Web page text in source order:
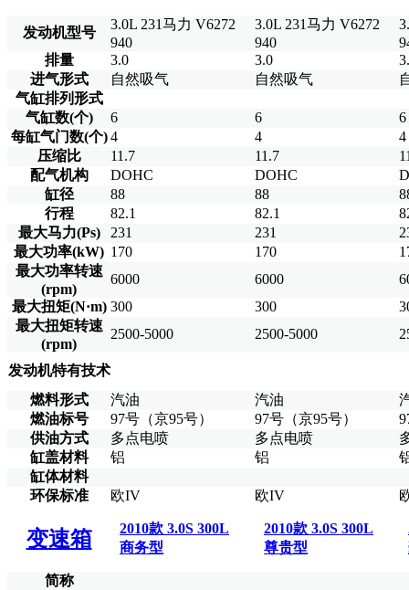
发动机型号
3.0L 231马力 V6272
940
3.0L 231马力 V6272
940
排量
3.0 3.0
进气形式
自然吸气 自然吸气
气缸排列形式
气缸数(个)
6 6
6
每缸气门数(个) 4 4
4
压缩比
11.7 11.7
配气机构
DOHC DOHC
缸径
88 88
行程
82.1 82.1
最大马力(Ps)
231 231
最大功率(kW) 170 170
最大功率转速
(rpm)
6000 6000
最大扭矩(N·m) 300 300
最大扭矩转速
(rpm)
2500-5000 2500-5000
发动机特有技术
燃料形式
汽油 汽油
燃油标号
97号（京95号） 97号（京95号）
供油方式
多点电喷 多点电喷
缸盖材料
铝 铝
缸体材料
环保标准
欧IV 欧IV
变速箱
2010款 3.0S 300L
商务型
2010款 3.0S 300L
尊贵型
简称